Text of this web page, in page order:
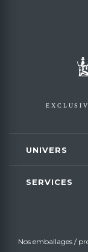
UNIVERS
SERVICES
Nos emballages /